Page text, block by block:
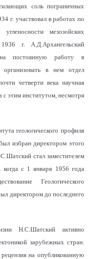
соль пограничных
г. участвовал в работах по
мезозойских
г. А.Д.Архангельский
постоянную работу в
в нем отдел
четверти века научная
с этим институтом, несмотря
геологического профиля
избран директором этого
стал заместителем
когда с 1 января 1956 года
Геологического
директором до последнего
Н.С.Шатский активно
зарубежных стран.
на опубликованную